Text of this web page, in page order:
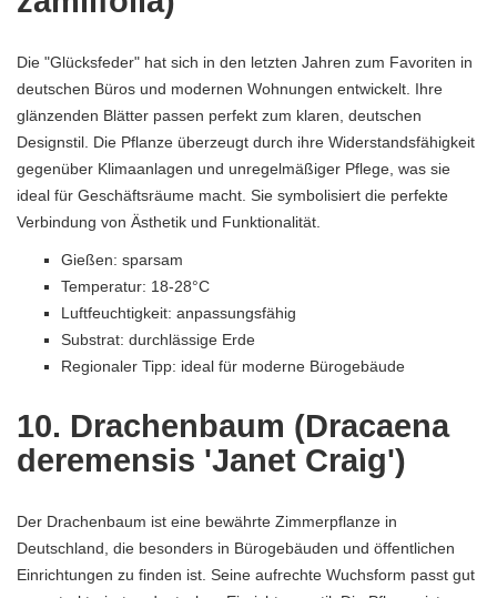
Die "Glücksfeder" hat sich in den letzten Jahren zum Favoriten in
deutschen Büros und modernen Wohnungen entwickelt. Ihre
glänzenden Blätter passen perfekt zum klaren, deutschen
Designstil. Die Pflanze überzeugt durch ihre Widerstandsfähigkeit
gegenüber Klimaanlagen und unregelmäßiger Pflege, was sie
ideal für Geschäftsräume macht. Sie symbolisiert die perfekte
Verbindung von Ästhetik und Funktionalität.
Gießen: sparsam
Temperatur: 18-28°C
Luftfeuchtigkeit: anpassungsfähig
Substrat: durchlässige Erde
Regionaler Tipp: ideal für moderne Bürogebäude
10. Drachenbaum (Dracaena
deremensis 'Janet Craig')
Der Drachenbaum ist eine bewährte Zimmerpflanze in
Deutschland, die besonders in Bürogebäuden und öffentlichen
Einrichtungen zu finden ist. Seine aufrechte Wuchsform passt gut